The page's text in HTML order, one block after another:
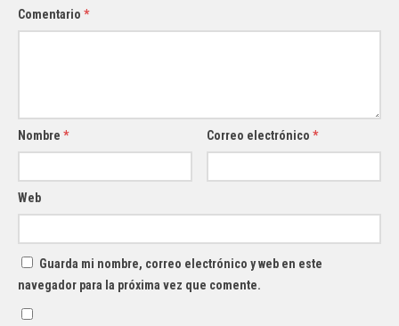
Comentario *
Nombre * Correo electrónico*
Web
Guarda mi nombre, correo electrónico y web en este
navegador para la próxima vez que comente.